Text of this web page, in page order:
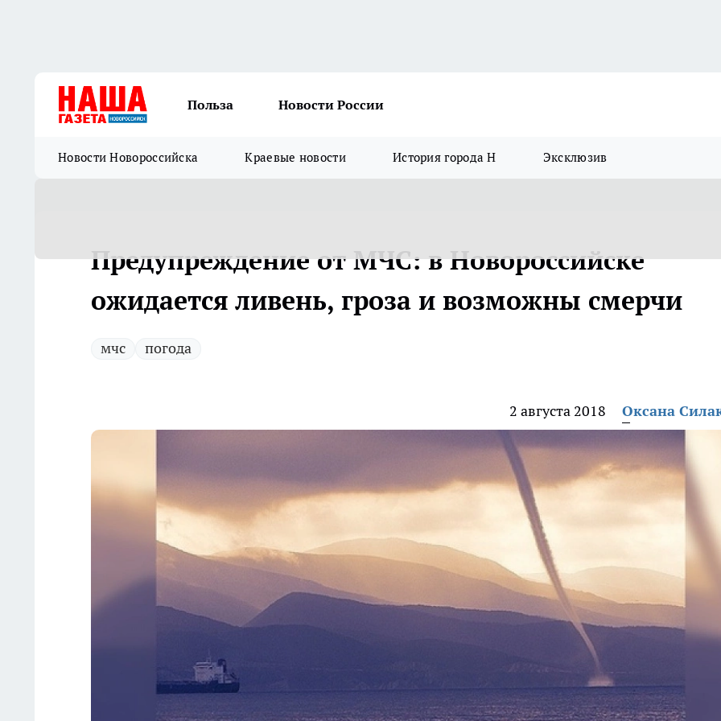
Польза Новости России
Новости Новороссийска Краевые новости История города Н Эксклюзив
Предупреждение от МЧС: в Новороссийске
ожидается ливень, гроза и возможны смерчи
мчс погода
2 августа 2018 Оксана